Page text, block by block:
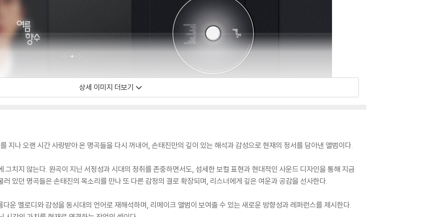
상세 이미지 더보기
지나 오랜 시간 사랑받아 온 명곡들을 다시 꺼내어, 손태진만의 깊이 있는 해석과 감성으로 현재의 정서를 담아낸 앨범이다.
그치지 않는다. 원곡이 지닌 서정성과 시대의 정취를 존중하면서도, 섬세한 보컬 표현과 현대적인 사운드 디자인을 통해 지금
있던 명곡들은 손태진의 목소리를 만나 또 다른 감정의 결로 확장되며, 리스너에게 깊은 여운과 공감을 선사한다.
운 멜로디와 감성을 동시대의 언어로 재해석하며, 리메이크 앨범이 보여줄 수 있는 새로운 방향성과 레퍼런스를 제시한다.